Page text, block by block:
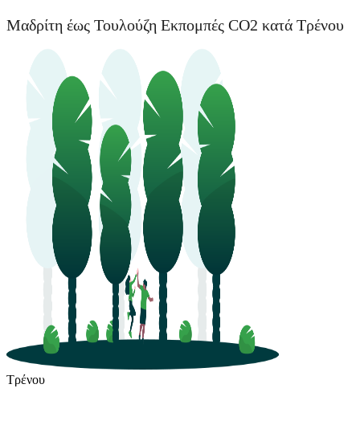
Μαδρίτη έως Τουλούζη Εκπομπές CO2 κατά Τρένου
Τρένου